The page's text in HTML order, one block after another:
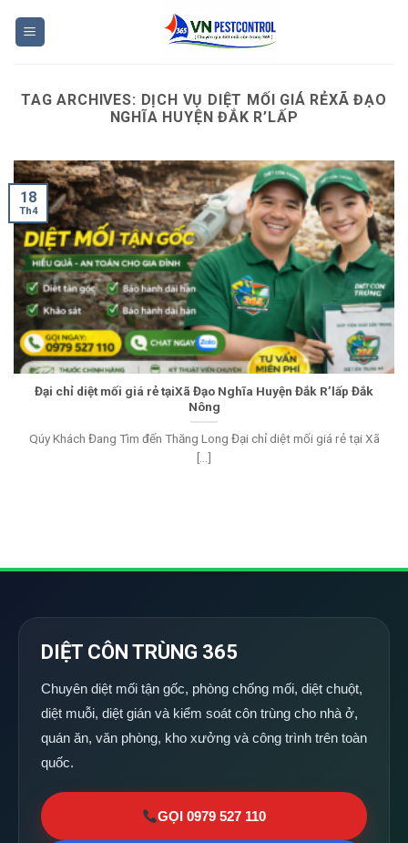
TAG ARCHIVES: DỊCH VỤ DIỆT MỐI GIÁ RẺXÃ ĐẠO
NGHĨA HUYỆN ĐẮK R’LẤP
Đại chỉ diệt mối giá rẻ tạiXã Đạo Nghĩa Huyện Đắk R’lấp Đắk
Nông
Qúy Khách Đang Tìm đến Thăng Long Đại chỉ diệt mối giá rẻ tại Xã
[...]
18
Th4
DIỆT CÔN TRÙNG 365
Chuyên diệt mối tận gốc, phòng chống mối, diệt chuột,
diệt muỗi, diệt gián và kiểm soát côn trùng cho nhà ở,
quán ăn, văn phòng, kho xưởng và công trình trên toàn
quốc.
GỌI 0979 527 110